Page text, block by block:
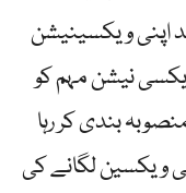
اپنی ویکسینیشن
نیشن مہم کو
بندی کر رہا
ویکسین لگانے کی